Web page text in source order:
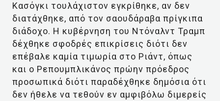
Κασόγκι τουλάχιστον εγκρίθηκε, αν δεν
διατάχθηκε, από τον σαουδάραβα πρίγκιπα
διάδοχο. Η κυβέρνηση του Ντόναλντ Τραμπ
δέχθηκε σφοδρές επικρίσεις διότι δεν
επέβαλε καμία τιμωρία στο Ριάντ, όπως
και ο Ρεπουμπλικάνος πρώην πρόεδρος
προσωπικά διότι παραδέχθηκε δημόσια ότι
δεν ήθελε να τεθούν εν αμφιβόλω διμερείς